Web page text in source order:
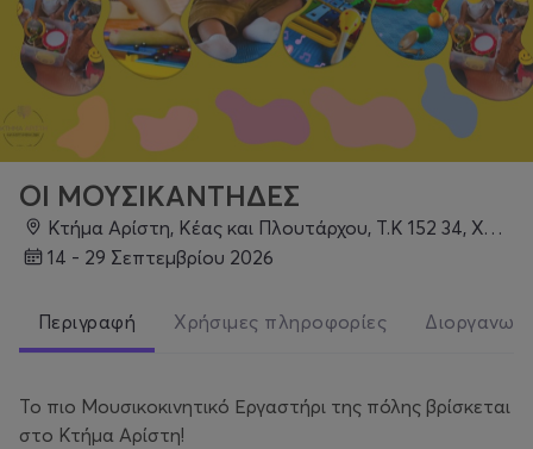
ΟΙ ΜΟΥΣΙΚΑΝΤΗΔΕΣ
Κτήμα Αρίστη, Κέας και Πλουτάρχου, Τ.Κ 152 34, Χαλάνδρι
14 - 29 Σεπτεμβρίου 2026
Περιγραφή Χρήσιμες πληροφορίες
Το πιο Μουσικοκινητικό Εργαστήρι της πόλης βρίσκεται
στο Κτήμα Αρίστη!